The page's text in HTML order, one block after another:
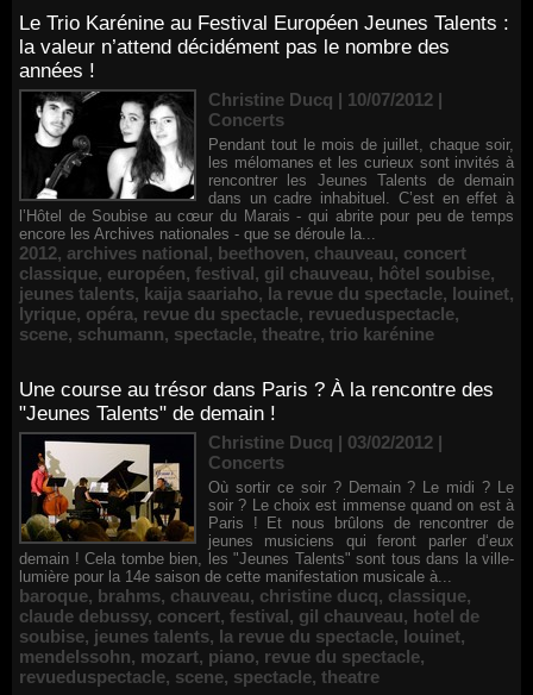
Le Trio Karénine au Festival Européen Jeunes Talents :
la valeur n’attend décidément pas le nombre des
années !
Christine Ducq | 10/07/2012 |
Concerts
Pendant tout le mois de juillet, chaque soir,
les mélomanes et les curieux sont invités à
rencontrer les Jeunes Talents de demain
dans un cadre inhabituel. C’est en effet à
l’Hôtel de Soubise au cœur du Marais - qui abrite pour peu de temps
encore les Archives nationales - que se déroule la...
2012, archives national, beethoven, chauveau, concert
classique, européen, festival, gil chauveau, hôtel soubise,
jeunes talents, kaija saariaho, la revue du spectacle, louinet,
lyrique, opéra, revue du spectacle, revueduspectacle,
scene, schumann, spectacle, theatre, trio karénine
Une course au trésor dans Paris ? À la rencontre des
"Jeunes Talents" de demain !
Christine Ducq | 03/02/2012 |
Concerts
Où sortir ce soir ? Demain ? Le midi ? Le
soir ? Le choix est immense quand on est à
Paris ! Et nous brûlons de rencontrer de
jeunes musiciens qui feront parler d‘eux
demain ! Cela tombe bien, les "Jeunes Talents" sont tous dans la ville-
lumière pour la 14e saison de cette manifestation musicale à...
baroque, brahms, chauveau, christine ducq, classique,
claude debussy, concert, festival, gil chauveau, hotel de
soubise, jeunes talents, la revue du spectacle, louinet,
mendelssohn, mozart, piano, revue du spectacle,
revueduspectacle, scene, spectacle, theatre